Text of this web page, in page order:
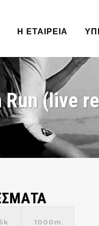
Η ΕΤΑΙΡΕΙΑ
Run (live
1000m